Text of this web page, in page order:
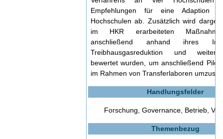
Empfehlungen für eine Adaption
Hochschulen ab. Zusätzlich wird
im HKR erarbeiteten
anschließend anhand ihres
Treibhausgasreduktion und
bewertet wurden, um anschließend
im Rahmen von Transferlaboren
Handlungsfelder
Forschung, Governance, Betrieb,
Themenbezug